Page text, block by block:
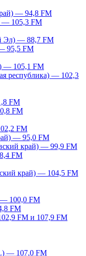
— 94,8 FM
— 105,3 FM
Эл) — 88,7 FM
95,5 FM
— 105,1 FM
республика) — 102,3
FM
FM
FM
— 95,0 FM
край) — 99,9 FM
FM
край) — 104,5 FM
— 100,0 FM
FM
FM и 107,9 FM
— 107,0 FM